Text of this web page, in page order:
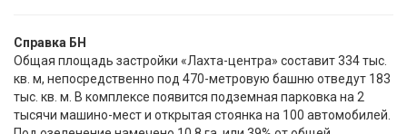
Справка БН
Общая площадь застройки «Лахта-центра» составит 334 тыс.
кв. м, непосредственно под 470-метровую башню отведут 183
тыс. кв. м. В комплексе появится подземная парковка на 2
тысячи машино-мест и открытая стоянка на 100 автомобилей.